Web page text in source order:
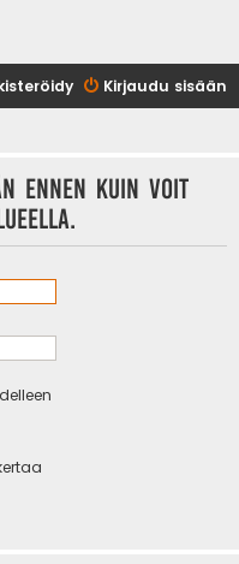
Kirjaudu sisään
ennen kuin voit